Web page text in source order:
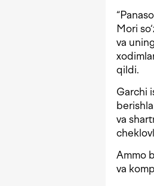
Mori
va
qildi.
Garchi
va
Ammo
va